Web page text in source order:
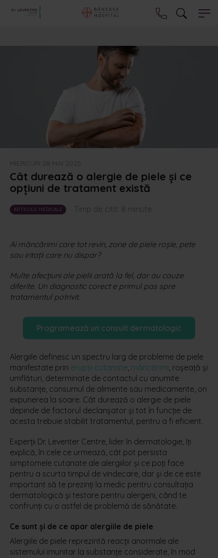
MIERCURI 28 MAI 2025
Cât durează o alergie de piele și ce
opțiuni de tratament există
ARTICOLE MEDICALE Timp de citit: 8 minute
Ai mâncărimi care tot revin, zone de piele roșie, pete
sau iritații care nu dispar?
Multe afecțiuni ale pielii arată la fel, dar au cauze
diferite. Un diagnostic corect e primul pas spre
tratamentul potrivit.
Programează un consult dermatologic
Alergiile definesc un spectru larg de probleme de piele
manifestate prin erupții cutanate, mâncărimi, roșeață și
umflături, determinate de contactul cu anumite
substanțe, consumul de alimente sau medicamente, ori
expunerea la soare. Cât durează o alergie de piele
depinde de factorul declanșator și tot în funcție de
acesta trebuie stabilit tratamentul, pentru a fi eficient.
Experții Dr. Leventer Centre, lider în dermatologie, îți
explică, în cele ce urmează, cât pot persista
simptomele cutanate ale alergiilor și ce poți face
pentru a scurta timpul de vindecare, dar și de ce este
important să te prezinți la medic pentru consultația
dermatologică și testare pentru alergeni, când te
confrunți cu o astfel de problemă de sănătate.
Ce sunt și de ce apar alergiile de piele
Alergiile de piele reprezintă reacții anormale ale
sistemului imunitar la substanțe considerate, în mod